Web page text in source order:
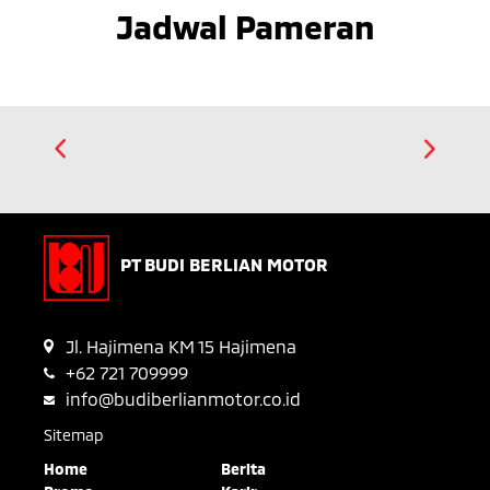
Jadwal Pameran
PT BUDI BERLIAN MOTOR
Jl. Hajimena KM 15 Hajimena
+62 721 709999
info@budiberlianmotor.co.id
Sitemap
Home
Berita